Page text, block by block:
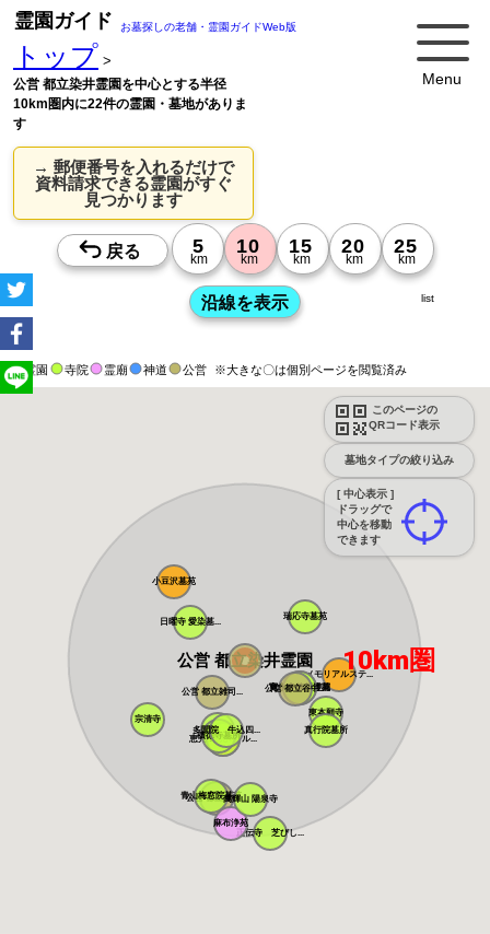
Menu
霊園ガイド お墓探しの老舗・霊園ガイドWeb版
トップ >
公営 都立染井霊園を中心とする半径
10km圏内に22件の霊園・墓地がありま
す
→ 郵便番号を入れるだけで
資料請求できる霊園がすぐ
見つかります
霊園 寺院 霊廟 神道 公営 ※大きな〇は個別ページを閲覧済み
このページの
QRコード表示
墓地タイプの絞り込み
[ 中心表示 ]
ドラッグで
中心を移動
できます
list
感通寺
恵光メモリアル...
東本願寺
小豆沢墓苑
メモリアルステ...
宗清寺
瑞光寺
寛永寺谷中霊園
積徳寺墓所
真行院墓所
正伝寺 芝びし...
寛永寺德川浄苑
公営 都立青山...
公営 都立雑司... 公営 都立谷中...
瑞応寺墓苑
多聞院 牛込四...
青山梅窓院墓苑
麻布浄苑
萬輝山 陽泉寺
日曜寺 愛染墓...
公営 都立染井霊園 10km圏